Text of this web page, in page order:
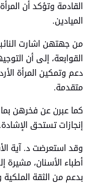
القادمة وتؤكد أن
الميادين.
من جهتهن اشارت
القوابعة، إلى أن
دعم وتمكين المرأة
متقدمة.
كما عبرن عن فخرهن
إنجازات تستحق الإشادة.
وقد استعرضت د. آية
أطباء الأسنان،
بدعم من الثقة الملكية